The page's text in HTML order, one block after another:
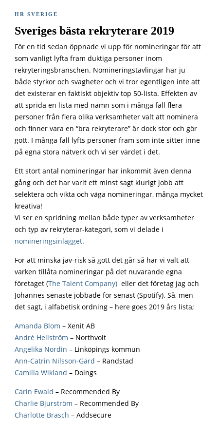
HR SVERIGE
Sveriges bästa rekryterare 2019
För en tid sedan öppnade vi upp för nomineringar för att
som vanligt lyfta fram duktiga personer inom
rekryteringsbranschen. Nomineringstävlingar har ju
både styrkor och svagheter och vi tror egentligen inte att
det existerar en faktiskt objektiv top 50-lista. Effekten av
att sprida en lista med namn som i många fall flera
personer från flera olika verksamheter valt att nominera
och finner vara en “bra rekryterare” är dock stor och gör
gott. I många fall lyfts personer fram som inte sitter inne
på egna stora nätverk och vi ser värdet i det.
Ett stort antal nomineringar har inkommit även denna
gång och det har varit ett minst sagt klurigt jobb att
selektera och vikta och väga nomineringar, många mycket
kreativa!
Vi ser en spridning mellan både typer av verksamheter
och typ av rekryterar-kategori, som vi delade i
nomineringsinlägget.
För att minska jäv-risk så gott det går så har vi valt att
varken tillåta nomineringar på det nuvarande egna
företaget (The Talent Company) eller det företag jag och
Johannes senaste jobbade för senast (Spotify). Så, men
det sagt, i alfabetisk ordning – here goes 2019 års lista;
Amanda Blom – Xenit AB
André Hellström – Northvolt
Angelika Nordin – Linköpings kommun
Ann-Catrin Nilsson-Gärd – Randstad
Camilla Wikland – Doings
Carin Ewald – Recommended By
Charlie Bjurström – Recommended By
Charlotte Brasch – Addsecure